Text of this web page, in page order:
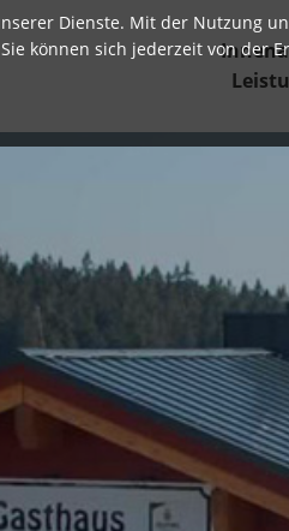
Dienste. Mit der Nutzung
können sich jederzeit von der